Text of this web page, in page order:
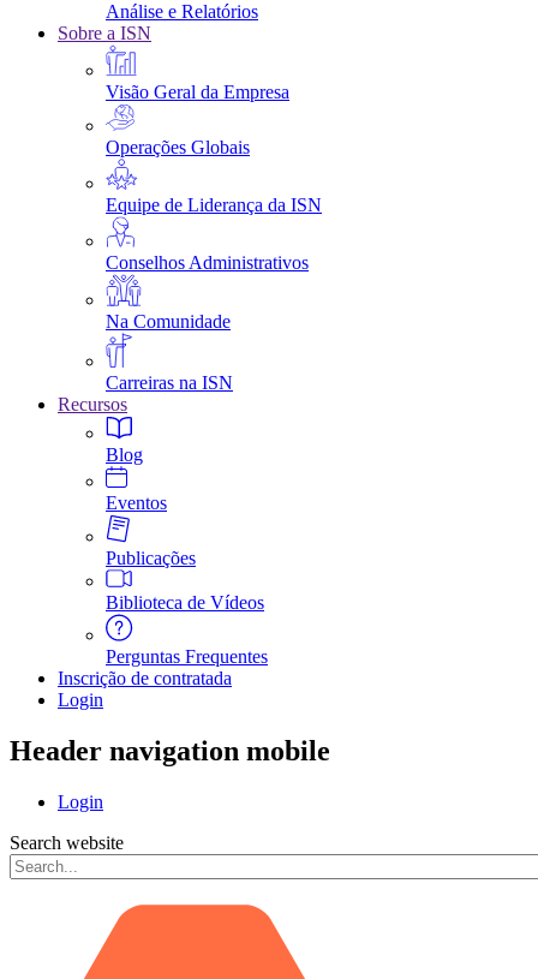
Análise e Relatórios
Sobre a ISN
Visão Geral da Empresa
Operações Globais
Equipe de Liderança da ISN
Conselhos Administrativos
Na Comunidade
Carreiras na ISN
Recursos
Blog
Eventos
Publicações
Biblioteca de Vídeos
Perguntas Frequentes
Inscrição de contratada
Login
Header navigation mobile
Login
Search website